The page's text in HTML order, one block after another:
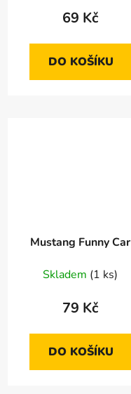
69 Kč
DO KOŠÍKU
Mustang Funny Car
Skladem (1 ks)
79 Kč
DO KOŠÍKU